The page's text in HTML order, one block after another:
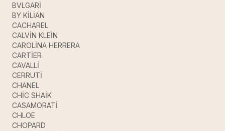
BVLGARİ
BY KİLİAN
CACHAREL
CALVİN KLEİN
CAROLİNA HERRERA
CARTİER
CAVALLİ
CERRUTİ
CHANEL
CHİC SHAİK
CASAMORATİ
CHLOE
CHOPARD